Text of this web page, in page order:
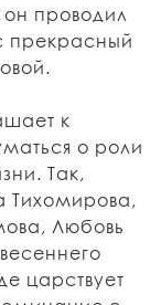
проводил
прекрасный
к
о роли
Так,
Тихомирова,
Любовь
царствует